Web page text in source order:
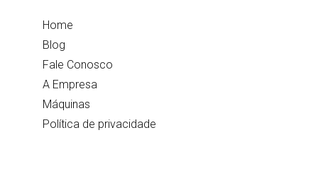
Home
Blog
Fale Conosco
A Empresa
Máquinas
Política de privacidade